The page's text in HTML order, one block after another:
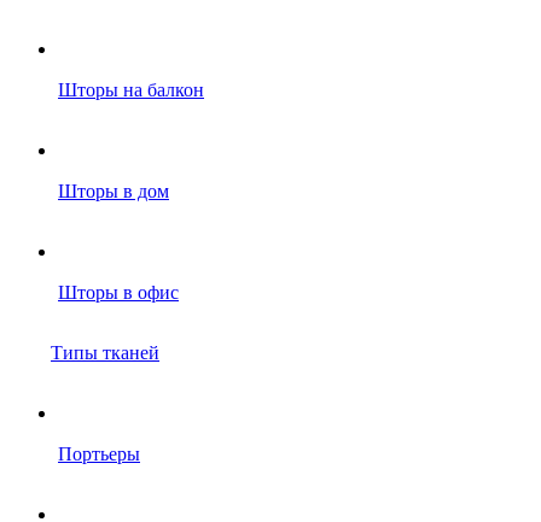
Шторы на балкон
Шторы в дом
Шторы в офис
Типы тканей
Портьеры